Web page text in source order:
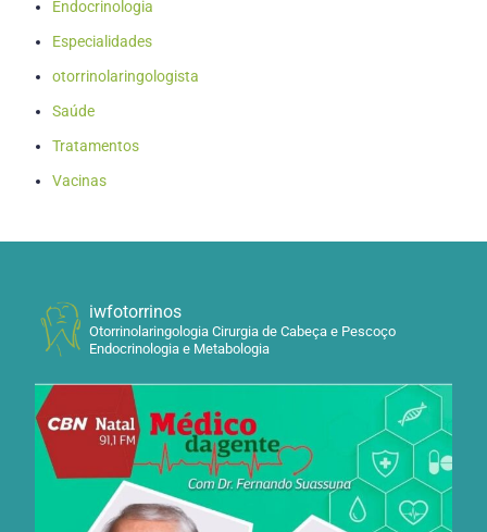
Endocrinologia
Especialidades
otorrinolaringologista
Saúde
Tratamentos
Vacinas
iwfotorrinos
Otorrinolaringologia Cirurgia de Cabeça e Pescoço
Endocrinologia e Metabologia